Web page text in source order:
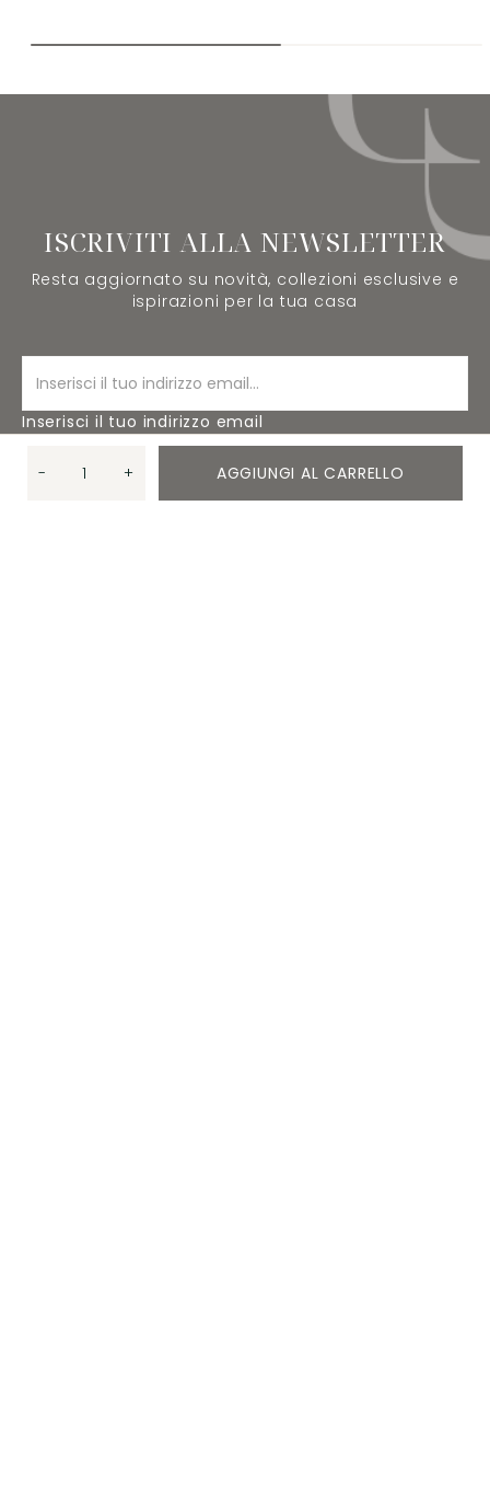
- Quantità
+ AGGIUNGI AL CARRELLO
ISCRIVITI ALLA NEWSLETTER
Resta aggiornato su novità, collezioni esclusive e
ispirazioni per la tua casa
Inserisci il tuo indirizzo email
ISCRIVITI